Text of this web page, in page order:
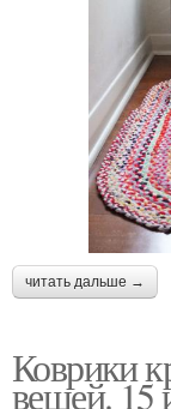
читать дальше →
Коврики
вещей. 15